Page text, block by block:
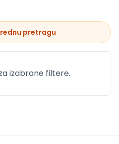
pretragu
izabrane filtere.